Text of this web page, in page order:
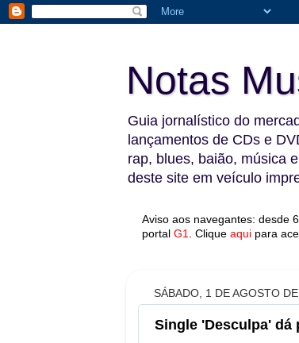
Notas
Guia jornalístico do
lançamentos de CDs e
rap, blues, baião, música
deste site em veículo
Aviso aos navegantes: desde
portal G1 Clique aqui para
SÁBADO, 1 DE AGOSTO
Single 'Desculpa' dá